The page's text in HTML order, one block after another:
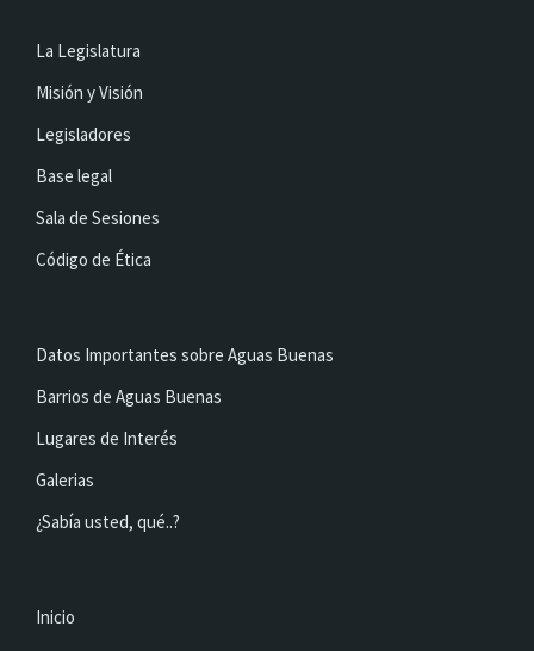
La Legislatura
Misión y Visión
Legisladores
Base legal
Sala de Sesiones
Código de Ética
Datos Importantes sobre Aguas Buenas
Barrios de Aguas Buenas
Lugares de Interés
Galerias
¿Sabía usted, qué..?
Inicio